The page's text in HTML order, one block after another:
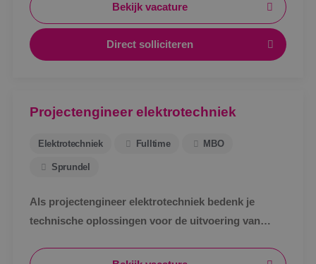
Bekijk vacature
Direct solliciteren
Projectengineer elektrotechniek
Elektrotechniek Fulltime MBO
Sprundel
Als projectengineer elektrotechniek bedenk je
technische oplossingen voor de uitvoering van
begroting.